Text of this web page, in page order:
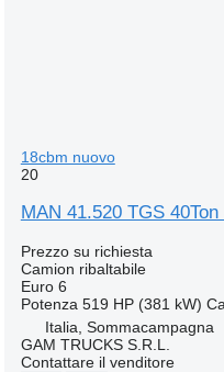
18cbm nuovo
20
MAN 41.520 TGS
Prezzo su richiesta
Camion ribaltabile
Euro 6
Potenza 519 HP (381 kW)
Italia, Sommacampagna
GAM TRUCKS S.R.L.
Contattare il venditore